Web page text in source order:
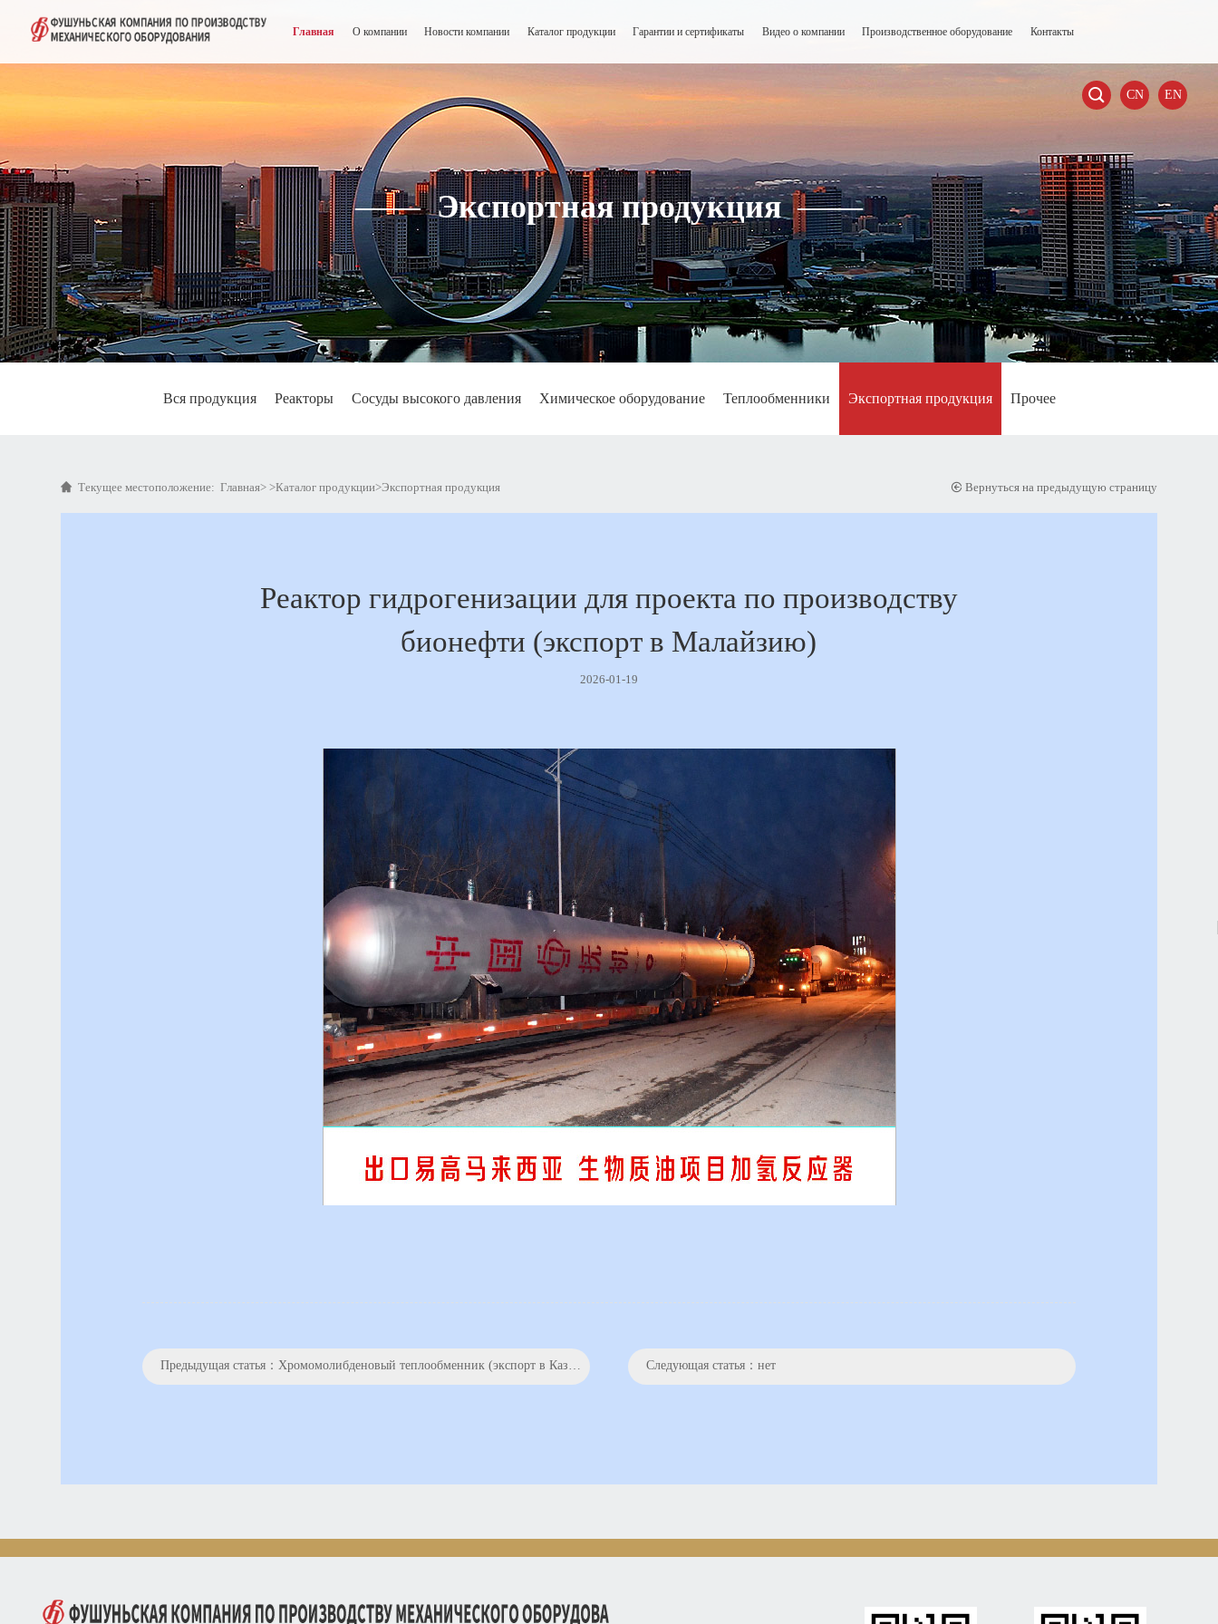
Главная О компании Новости компании Каталог продукции Гарантии и сертификаты Видео о компании Производственное оборудование Контакты
 CN EN
——Экспортная продукция——
Вся продукция Реакторы Сосуды высокого давления Химическое оборудование Теплообменники Экспортная продукция Прочее
Текущее местоположение: Главная> >Каталог продукции>Экспортная продукция Вернуться на предыдущую страницу
Реактор гидрогенизации для проекта по производству
бионефти (экспорт в Малайзию)
2026-01-19
Предыдущая статья：Хромомолибденовый теплообменник (экспорт в Казахстан) Следующая статья：нет